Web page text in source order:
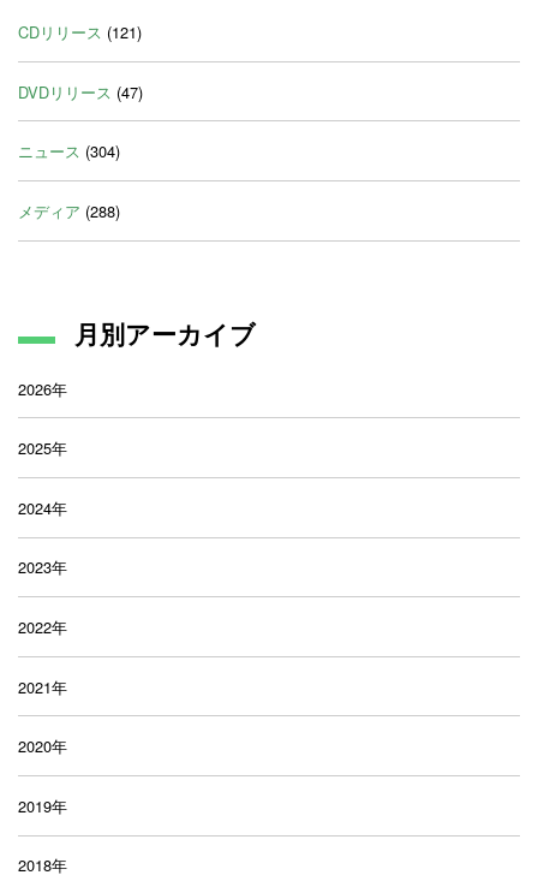
CDリリース (121)
DVDリリース (47)
ニュース (304)
メディア (288)
月別アーカイブ
2026年
2025年
2024年
2023年
2022年
2021年
2020年
2019年
2018年